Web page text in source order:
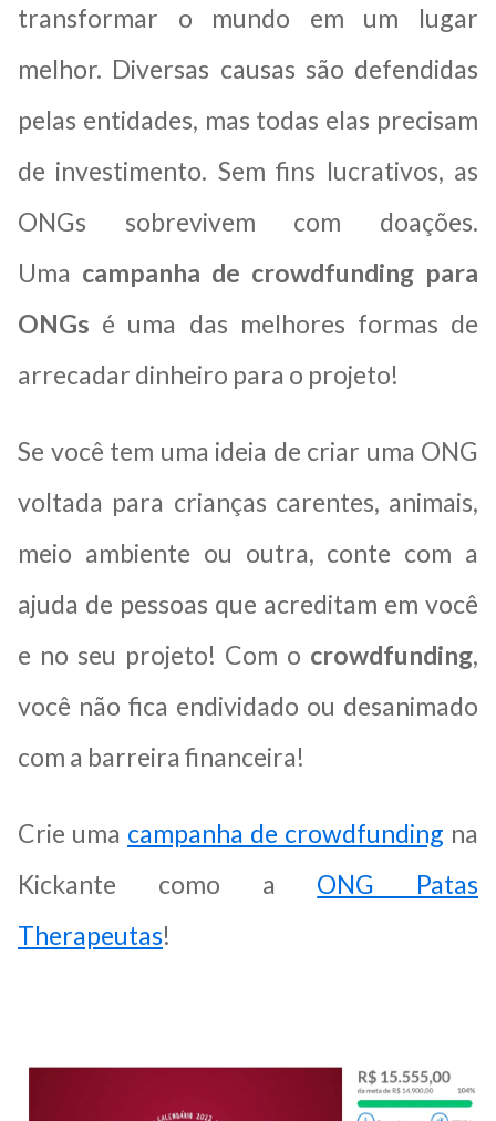
transformar o mundo em um lugar
melhor. Diversas causas são defendidas
pelas entidades, mas todas elas precisam
de investimento. Sem fins lucrativos, as
ONGs sobrevivem com doações.
Uma campanha de crowdfunding para
ONGs é uma das melhores formas de
arrecadar dinheiro para o projeto!
Se você tem uma ideia de criar uma ONG
voltada para crianças carentes, animais,
meio ambiente ou outra, conte com a
ajuda de pessoas que acreditam em você
e no seu projeto! Com o crowdfunding,
você não fica endividado ou desanimado
com a barreira financeira!
Crie uma campanha de crowdfunding na
Kickante como a ONG Patas
Therapeutas!